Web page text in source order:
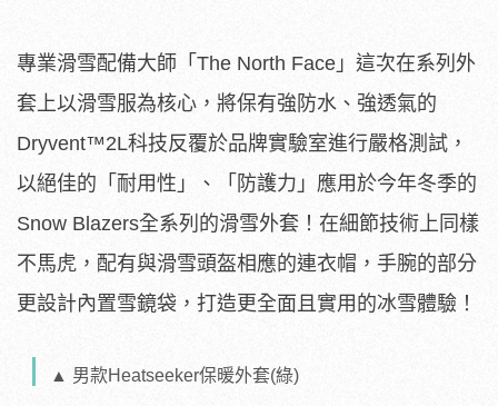
專業滑雪配備大師「The North Face」這次在系列外
套上以滑雪服為核心，將保有強防水、強透氣的
Dryvent™2L科技反覆於品牌實驗室進行嚴格測試，
以絕佳的「耐用性」、「防護力」應用於今年冬季的
Snow Blazers全系列的滑雪外套！在細節技術上同樣
不馬虎，配有與滑雪頭盔相應的連衣帽，手腕的部分
更設計內置雪鏡袋，打造更全面且實用的冰雪體驗！
▲ 男款Heatseeker保暖外套(綠)